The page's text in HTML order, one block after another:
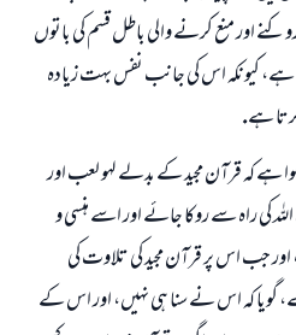
اور منع كرنے والى باطل قسم كى باتوں
كيونكہ اس كى جانب نفس بہت زيادہ
ہے.
ہے كہ قرآن مجيد كے بدلے لہو لعب اور
اللہ كى راہ سے روكا جائے اور اسے ہنسى و
جب اس پر قرآن مجيد كى تلاوت كى
گويا كہ اس نے سنا ہى نہيں، اور اس كے